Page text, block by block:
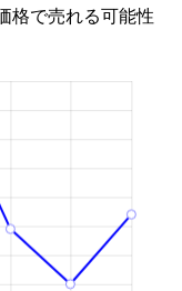
格で売れる可能性